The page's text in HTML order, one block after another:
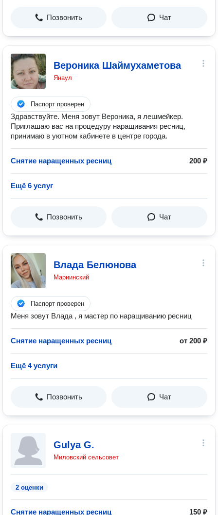
Позвонить Чат
Вероника Шаймухаметова
Янаул
Паспорт проверен
Здравствуйте. Меня зовут Вероника, я лешмейкер.
Приглашаю вас на процедуру наращивания ресниц,
принимаю в уютном кабинете в центре города.
Снятие наращенных ресниц 200 ₽
Ещё 6 услуг
Позвонить Чат
Влада Белюнова
Мариинский
Паспорт проверен
Меня зовут Влада , я мастер по наращиванию ресниц
Снятие наращенных ресниц от 200 ₽
Ещё 4 услуги
Позвонить Чат
Gulya G.
Миловский сельсовет
2 оценки
Снятие наращенных ресниц 150 ₽